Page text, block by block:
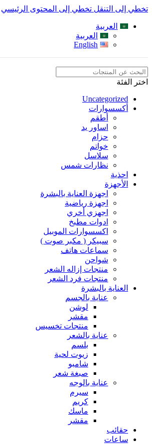
تخطي إلى التنقل تخطي إلى المحتوى الرئيسي
العربية
العربية
English
اختر الفئة
Uncategorized
أكسسوارات
أطقم
اساور يد
حزام
خواتم
سلاسل
نظارات شمس
احذية
الأجهزة
اجهزة العناية بالبشرة
اجهزة رياضية
اجهزي أخري
ادوات مطبخ
اكسسوارات الموبيل
سبيكر ( مكبر صوت )
سماعات هاتف
شواحن
منتجات إزاله الشعر
منتجات فرد الشعر
العناية بالبشرة
عناية بالجسم
لوشن
مقشر
منتجات تخسيس
عناية بالشعر
بلسم
زيوت لحية
شامبو
صبغة شعر
عناية بالوجه
سيرم
كريم
ماسك
مقشر
حقائب
ساعات